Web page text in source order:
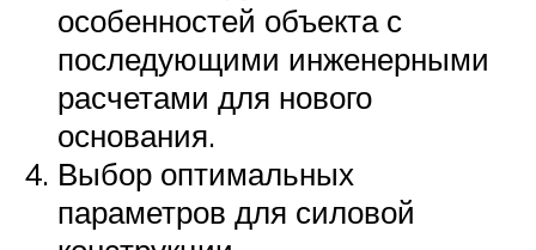
особенностей объекта с
последующими инженерными
расчетами для нового
основания.
Выбор оптимальных
параметров для силовой